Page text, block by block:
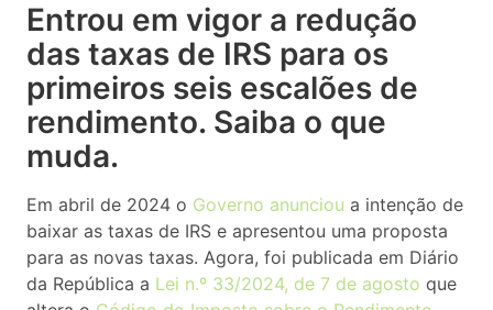
Entrou em vigor a redução
das taxas de IRS para os
primeiros seis escalões de
rendimento. Saiba o que
muda.
Em abril de 2024 o Governo anunciou a intenção de
baixar as taxas de IRS e apresentou uma proposta
para as novas taxas. Agora, foi publicada em Diário
da República a Lei n.º 33/2024, de 7 de agosto que